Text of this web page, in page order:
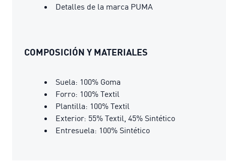
Detalles de la marca PUMA
COMPOSICIÓN Y MATERIALES
Suela: 100% Goma
Forro: 100% Textil
Plantilla: 100% Textil
Exterior: 55% Textil, 45% Sintético
Entresuela: 100% Sintético